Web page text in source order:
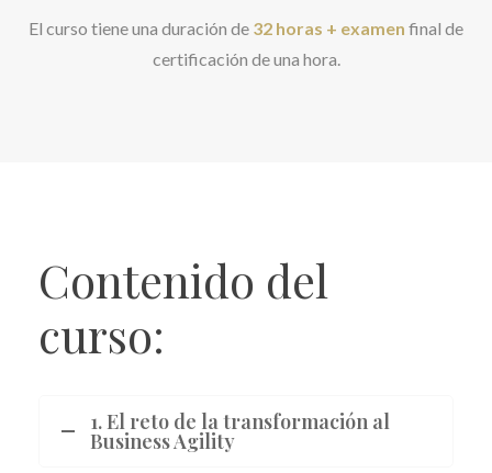
El curso tiene una duración de 32 horas + examen final de
certificación de una hora.
Contenido del
curso:
1. El reto de la transformación al
Business Agility